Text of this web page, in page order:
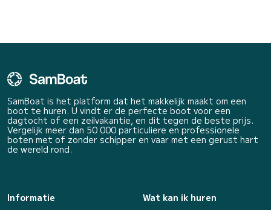
SamBoat is het platform dat het makkelijk maakt om een
boot te huren. U vindt er de perfecte boot voor een
dagtocht of een zeilvakantie, en dit tegen de beste prijs.
Vergelijk meer dan 50 000 particuliere en professionele
boten met of zonder schipper en vaar met een gerust hart
de wereld rond.
Informatie
Wat kan ik huren